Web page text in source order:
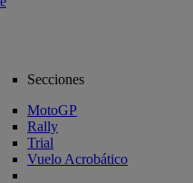
Secciones
MotoGP
Rally
Trial
Vuelo Acrobático